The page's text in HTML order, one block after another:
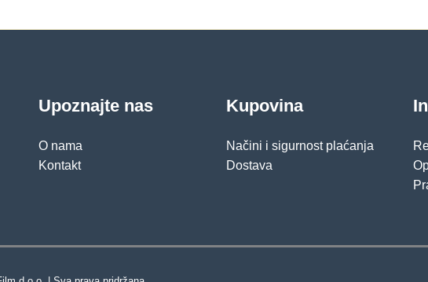
OVP/SCP/OPP/UVP/OS
Upoznajte nas
O nama
Kontakt
Kupovina
Načini i sigurnost plaćanja
Dostava